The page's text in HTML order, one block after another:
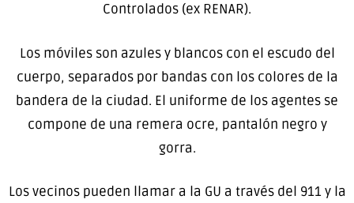
Controlados (ex RENAR).
Los móviles son azules y blancos con el escudo del
cuerpo, separados por bandas con los colores de la
bandera de la ciudad. El uniforme de los agentes se
compone de una remera ocre, pantalón negro y
gorra.
Los vecinos pueden llamar a la GU a través del 911 y la